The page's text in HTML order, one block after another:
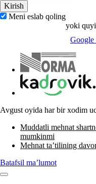
Meni eslab qoling
yoki
Google
Avgust oyida har bir хodim
Muddatli mehnat
mumkinmi
Mehnat ta’tilining
Batafsil ma’lumot